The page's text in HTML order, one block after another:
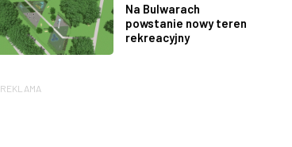
Na Bulwarach
powstanie nowy teren
rekreacyjny
REKLAMA